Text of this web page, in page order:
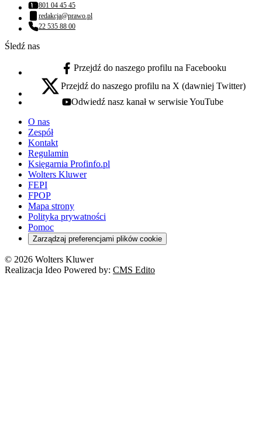
Numer telefonu:
801 04 45 45
Adres email:
redakcja@prawo.pl
Numer telefonu:
22 535 88 00
Śledź nas
facebook - otwiera się w nowej karcie
Przejdź do naszego profilu na Facebooku
x - otwiera się w nowej karcie
Przejdź do naszego profilu na X (dawniej Twitter)
youtube - otwiera się w nowej karcie
Odwiedź nasz kanał w serwisie YouTube
O nas
Zespół
Kontakt
Regulamin
Księgarnia Profinfo.pl
Wolters Kluwer
FEPI
FPOP
Mapa strony
Polityka prywatności
Pomoc
Zarządzaj preferencjami plików cookie
© 2026 Wolters Kluwer
Realizacja Ideo Powered by: CMS Edito